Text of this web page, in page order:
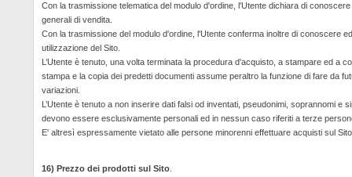
Con la trasmissione telematica del modulo d'ordine, l'Utente dichiara di
generali di vendita.
Con la trasmissione del modulo d'ordine, l'Utente conferma inoltre di conoscere
utilizzazione del Sito.
L’Utente è tenuto, una volta terminata la procedura d'acquisto, a stampare ed a
stampa e la copia dei predetti documenti assume peraltro la funzione di fare da
variazioni.
L’Utente è tenuto a non inserire dati falsi od inventati, pseudonimi, soprannomi
devono essere esclusivamente personali ed in nessun caso riferiti a terze
E' altresì espressamente vietato alle persone minorenni effettuare acquisti sul
16) Prezzo dei prodotti sul Sito